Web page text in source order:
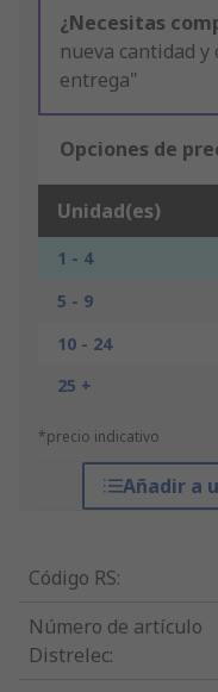
¿Necesitas
nueva cantidad
entrega"
Opciones de
Unidad(es)
1 - 4
5 - 9
10 - 24
25 +
*precio indicativo
Añadir a
Código RS:
Número de artículo
Distrelec: